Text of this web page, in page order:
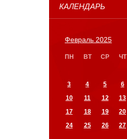
КАЛЕНДАРЬ
Февраль 2025
ПН ВТ СР ЧТ
3
4 5 6
10
11 12 13
17
18 19 20
24
25 26 27